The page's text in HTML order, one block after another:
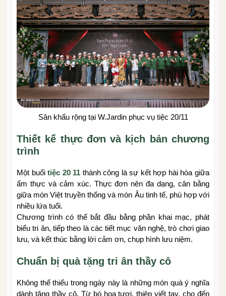
Sân khấu rộng tại W.Jardin phục vụ tiệc 20/11
Thiết kế thực đơn và kịch bản chương
trình
Một buổitiệc 20 11 thành công là sự kết hợp hài hòa giữa
ẩm thực và cảm xúc. Thực đơn nên đa dạng, cân bằng
giữa món Việt truyền thống và món Âu tinh tế, phù hợp với
nhiều lứa tuổi.
Chương trình có thể bắt đầu bằng phần khai mạc, phát
biểu tri ân, tiếp theo là các tiết mục văn nghệ, trò chơi giao
lưu, và kết thúc bằng lời cảm ơn, chụp hình lưu niệm.
Chuẩn bị quà tặng tri ân thầy cô
Không thể thiếu trong ngày này là những món quà ý nghĩa
dành tặng thầy cô. Từ bó hoa tươi, thiệp viết tay, cho đến